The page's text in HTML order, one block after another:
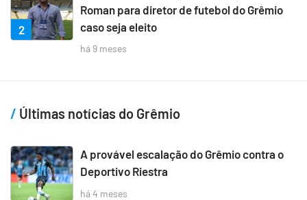
2
Roman para diretor de futebol do Grêmio
caso seja eleito
há 9 meses
Últimas notícias do Grêmio
A provável escalação do Grêmio contra o
Deportivo Riestra
há 4 meses